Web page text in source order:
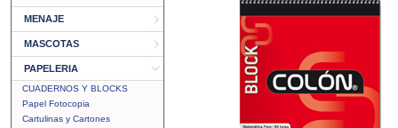
MENAJE
MASCOTAS
PAPELERIA
CUADERNOS Y BLOCKS
Papel Fotocopia
Cartulinas y Cartones